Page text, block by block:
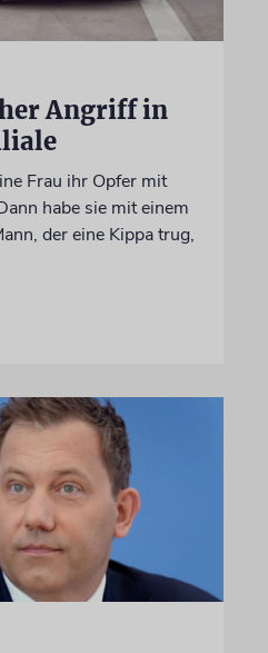
Angriff in
Frau ihr Opfer mit
habe sie mit einem
der eine Kippa trug,